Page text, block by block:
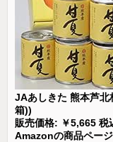
JAあしきた 熊本芦
箱))
販売価格: ￥5,665 税
Amazonの商品ペー